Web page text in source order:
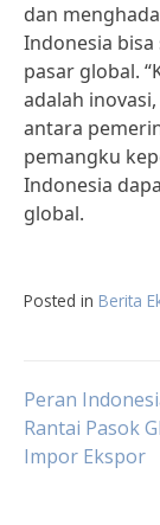
dan
Indonesia
pasar global.
adalah
antara
pemangku
Indonesia
global.
Posted in Berita
Post
Peran
Rantai Pasok
Impor Ekspor